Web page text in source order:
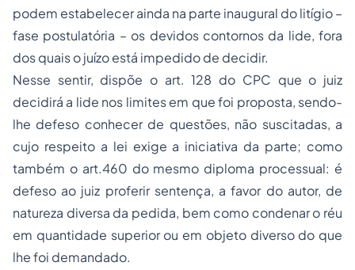
podem estabelecer ainda na parte inaugural do litígio –
fase postulatória – os devidos contornos da lide, fora
dos quais o juízo está impedido de decidir.
Nesse sentir, dispõe o art. 128 do CPC que o juiz
decidirá a lide nos limites em que foi proposta, sendo-
lhe defeso conhecer de questões, não suscitadas, a
cujo respeito a lei exige a iniciativa da parte; como
também o art.460 do mesmo diploma processual: é
defeso ao juiz proferir sentença, a favor do autor, de
natureza diversa da pedida, bem como condenar o réu
em quantidade superior ou em objeto diverso do que
lhe foi demandado.